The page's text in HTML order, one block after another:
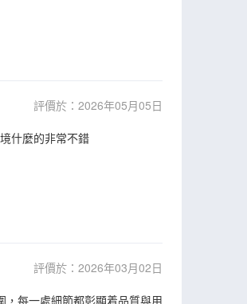
評價於：2026年05月05日
什麼的非常不錯
評價於：2026年03月02日
每一處細節都彰顯着品質與用